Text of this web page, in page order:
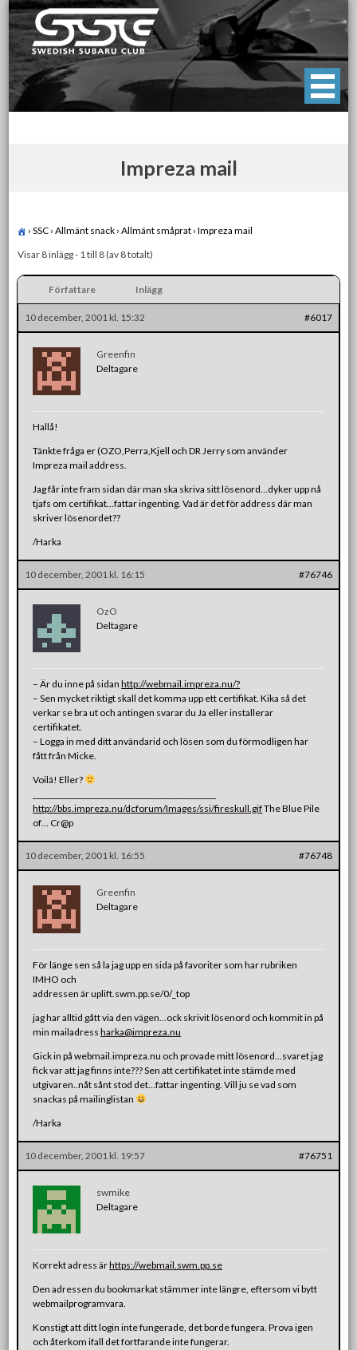
Skip
to
content
Swedish Subaru Club
För oss som älskar Subaru!
Impreza mail
› SSC › Allmänt snack › Allmänt småprat › Impreza mail
Visar 8 inlägg - 1 till 8 (av 8 totalt)
Författare Inlägg
10 december, 2001 kl. 15:32 #6017
Greenfin
Deltagare
Hallå!
Tänkte fråga er (OZO,Perra,Kjell och DR Jerry som använder
Impreza mail address.
Jag får inte fram sidan där man ska skriva sitt lösenord…dyker upp nå
tjafs om certifikat…fattar ingenting. Vad är det för address där man
skriver lösenordet??
/Harka
10 december, 2001 kl. 16:15 #76746
OzO
Deltagare
– Är du inne på sidanhttp://webmail.impreza.nu/?
– Sen mycket riktigt skall det komma upp ett certifikat. Kika så det
verkar se bra ut och antingen svarar du Ja eller installerar
certifikatet.
– Logga in med ditt användarid och lösen som du förmodligen har
fått från Micke.
Voilá! Eller?
http://bbs.impreza.nu/dcforum/Images/ssi/fireskull.gifThe Blue Pile
of… Cr@p
10 december, 2001 kl. 16:55 #76748
Greenfin
Deltagare
För länge sen så la jag upp en sida på favoriter som har rubriken
IMHO och
addressen är uplift.swm.pp.se/0/_top
jag har alltid gått via den vägen…ock skrivit lösenord och kommit in på
min mailadressharka@impreza.nu
Gick in på webmail.impreza.nu och provade mitt lösenord…svaret jag
fick var att jag finns inte??? Sen att certifikatet inte stämde med
utgivaren..nåt sånt stod det…fattar ingenting. Vill ju se vad som
snackas på mailinglistan
/Harka
10 december, 2001 kl. 19:57 #76751
swmike
Deltagare
Korrekt adress ärhttps://webmail.swm.pp.se
Den adressen du bookmarkat stämmer inte längre, eftersom vi bytt
webmailprogramvara.
Konstigt att ditt login inte fungerade, det borde fungera. Prova igen
och återkom ifall det fortfarande inte fungerar.